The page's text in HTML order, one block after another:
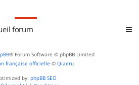
forum
® Forum Software © phpBB Limited
française officielle © Qiaeru
by: phpBB SEO